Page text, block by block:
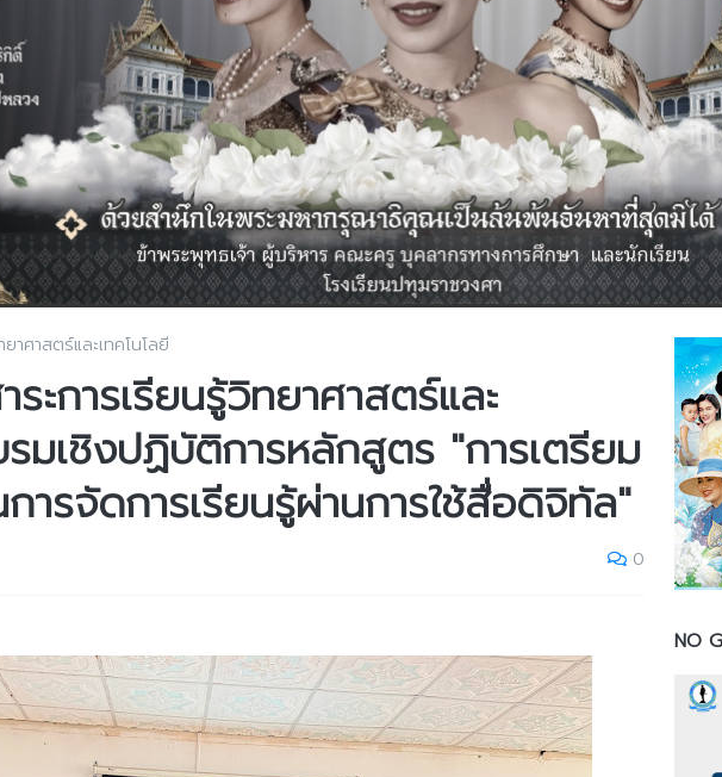
าศาสตร์และเทคโนโลยี
ะการเรียนรู้วิทยาศาสตร์และ
รมเชิงปฏิบัติการหลักสูตร "การเตรียม
ารจัดการเรียนรู้ผ่านการใช้สื่อดิจิทัล"
0
NO